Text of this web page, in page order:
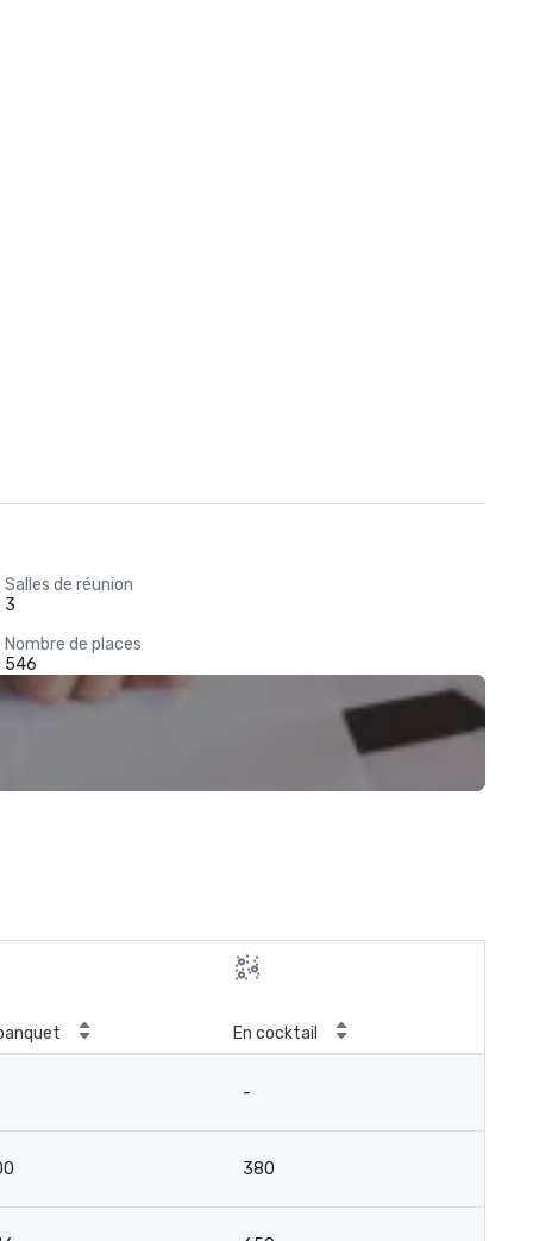
Salles de réunion
3
Nombre de places
546
En cocktail
-
380